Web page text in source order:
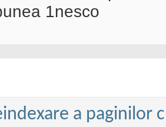
1nesco
a paginilor